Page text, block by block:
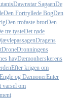
Dawnstar SagaenDe
Den Fortryllede BogDen
Den trofaste brorDen
tre tysteDet røde
Dragens
DroneDronningens
havDæmonherskerens
Efter krigen om
Engle og DæmonerEnter
varsel om